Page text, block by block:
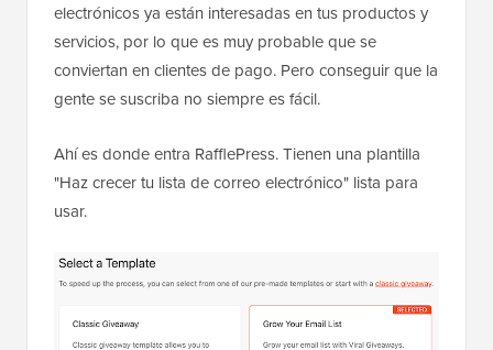
electrónicos ya están interesadas en tus productos y
servicios, por lo que es muy probable que se
conviertan en clientes de pago. Pero conseguir que la
gente se suscriba no siempre es fácil.
Ahí es donde entra RafflePress. Tienen una plantilla
"Haz crecer tu lista de correo electrónico" lista para
usar.